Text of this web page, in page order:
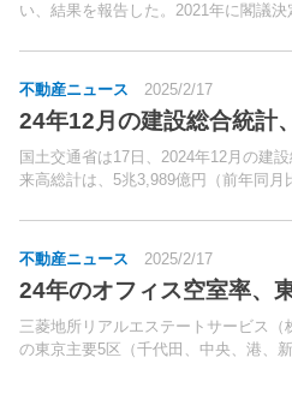
い、結果を報告した。2021年に閣議
ースバックの普及」が位置付けられて
不動産ニュース 2025/2/17
24年12月の建設総合統計
国土交通省は17日、2024年12月の建
来高総計は、5兆3,989億円（前年同月
不動産ニュース 2025/2/17
24年のオフィス空室率、
三菱地所リアルエステートサービス（
の東京主要5区（千代田、中央、港、